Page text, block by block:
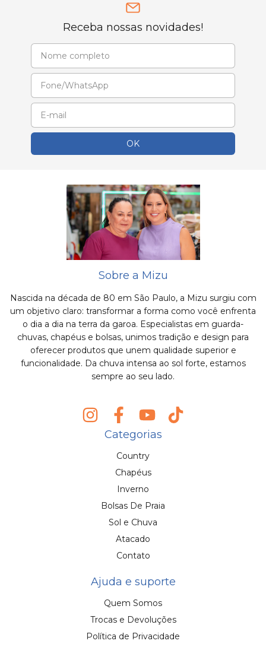
Receba nossas novidades!
Sobre a Mizu
Nascida na década de 80 em São Paulo, a Mizu surgiu com
um objetivo claro: transformar a forma como você enfrenta
o dia a dia na terra da garoa. Especialistas em guarda-
chuvas, chapéus e bolsas, unimos tradição e design para
oferecer produtos que unem qualidade superior e
funcionalidade. Da chuva intensa ao sol forte, estamos
sempre ao seu lado.
Categorias
Country
Chapéus
Inverno
Bolsas De Praia
Sol e Chuva
Atacado
Contato
Ajuda e suporte
Quem Somos
Trocas e Devoluções
Política de Privacidade